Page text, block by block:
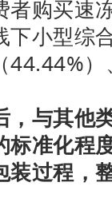
者购买速
下小型综
44.44%
，与其他
标准化程
装过程，